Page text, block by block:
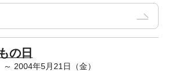
の日
2004年5月21日（金）